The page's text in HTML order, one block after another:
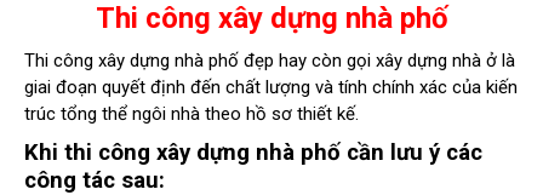
Thi công xây dựng nhà phố
Thi công xây dựng nhà phố đẹp hay còn gọi xây dựng nhà ở là
giai đoạn quyết định đến chất lượng và tính chính xác của kiến
trúc tổng thể ngôi nhà theo hồ sơ thiết kế.
Khi thi công xây dựng nhà phố cần lưu ý các
công tác sau: